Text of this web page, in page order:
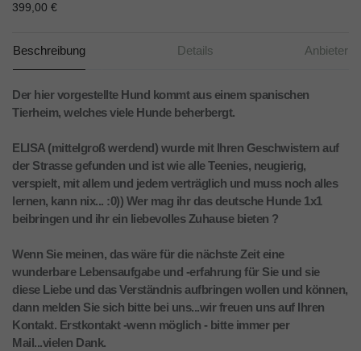
399,00 €
Beschreibung Details Anbieter
Der hier vorgestellte Hund kommt aus einem spanischen
Tierheim, welches viele Hunde beherbergt.
ELISA (mittelgroß werdend) wurde mit Ihren Geschwistern auf
der Strasse gefunden und ist wie alle Teenies, neugierig,
verspielt, mit allem und jedem verträglich und muss noch alles
lernen, kann nix... :0)) Wer mag ihr das deutsche Hunde 1x1
beibringen und ihr ein liebevolles Zuhause bieten ?
Wenn Sie meinen, das wäre für die nächste Zeit eine
wunderbare Lebensaufgabe und -erfahrung für Sie und sie
diese Liebe und das Verständnis aufbringen wollen und können,
dann melden Sie sich bitte bei uns...wir freuen uns auf Ihren
Kontakt. Erstkontakt -wenn möglich - bitte immer per
Mail...vielen Dank.